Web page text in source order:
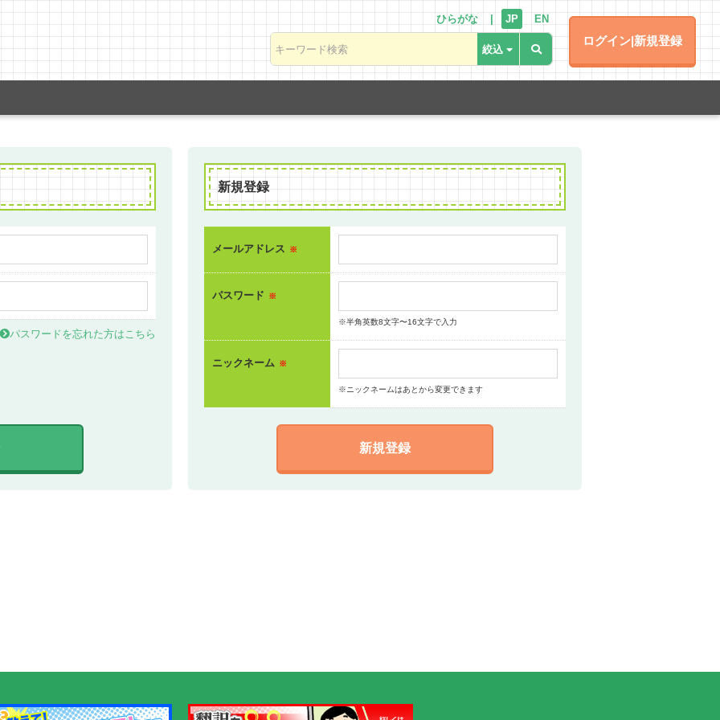
ひらがな JP EN
ログイン|新規登録
パスワードを忘れた方はこちら
新規登録
メールアドレス ※
パスワード ※
※半角英数8文字〜16文字で入力
ニックネーム ※
※ニックネームはあとから変更できます
新規登録